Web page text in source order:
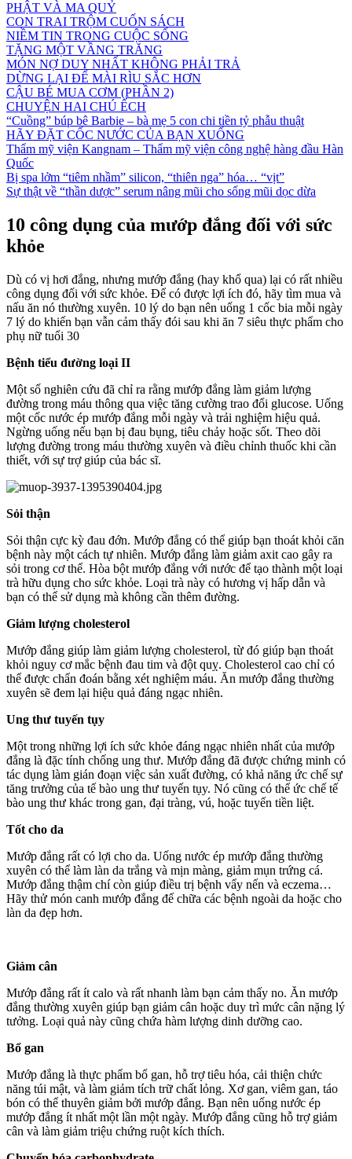
PHẬT VÀ MA QUỶ
CON TRAI TRỘM CUỐN SÁCH
NIỀM TIN TRONG CUỘC SỐNG
TẶNG MỘT VẦNG TRĂNG
MÓN NỢ DUY NHẤT KHÔNG PHẢI TRẢ
DỪNG LẠI ĐỂ MÀI RÌU SẮC HƠN
CẬU BÉ MUA CƠM (PHẦN 2)
CHUYỆN HAI CHÚ ẾCH
“Cuồng” búp bê Barbie – bà mẹ 5 con chi tiền tỷ phẫu thuật
HÃY ĐẶT CỐC NƯỚC CỦA BẠN XUỐNG
Thẩm mỹ viện Kangnam – Thẩm mỹ viện công nghệ hàng đầu Hàn
Quốc
Bị spa lởm “tiêm nhầm” silicon, “thiên nga” hóa… “vịt”
Sự thật về “thần dược” serum nâng mũi cho sống mũi dọc dừa
10 công dụng của mướp đắng đối với sức
khỏe
Dù có vị hơi đắng, nhưng mướp đắng (hay khổ qua) lại có rất nhiều
công dụng đối với sức khỏe. Để có được lợi ích đó, hãy tìm mua và
nấu ăn nó thường xuyên. 10 lý do bạn nên uống 1 cốc bia mỗi ngày
7 lý do khiến bạn vẫn cảm thấy đói sau khi ăn 7 siêu thực phẩm cho
phụ nữ tuổi 30
Bệnh tiểu đường loại II
Một số nghiên cứu đã chỉ ra rằng mướp đắng làm giảm lượng
đường trong máu thông qua việc tăng cường trao đổi glucose. Uống
một cốc nước ép mướp đắng mỗi ngày và trải nghiệm hiệu quả.
Ngừng uống nếu bạn bị đau bụng, tiêu chảy hoặc sốt. Theo dõi
lượng đường trong máu thường xuyên và điều chỉnh thuốc khi cần
thiết, với sự trợ giúp của bác sĩ.
Sỏi thận
Sỏi thận cực kỳ đau đớn. Mướp đắng có thể giúp bạn thoát khỏi căn
bệnh này một cách tự nhiên. Mướp đắng làm giảm axit cao gây ra
sỏi trong cơ thể. Hòa bột mướp đắng với nước để tạo thành một loại
trà hữu dụng cho sức khỏe. Loại trà này có hương vị hấp dẫn và
bạn có thể sử dụng mà không cần thêm đường.
Giảm lượng cholesterol
Mướp đắng giúp làm giảm lượng cholesterol, từ đó giúp bạn thoát
khỏi nguy cơ mắc bệnh đau tim và đột quỵ. Cholesterol cao chỉ có
thể được chẩn đoán bằng xét nghiệm máu. Ăn mướp đắng thường
xuyên sẽ đem lại hiệu quả đáng ngạc nhiên.
Ung thư tuyến tụy
Một trong những lợi ích sức khỏe đáng ngạc nhiên nhất của mướp
đắng là đặc tính chống ung thư. Mướp đắng đã được chứng minh có
tác dụng làm gián đoạn việc sản xuất đường, có khả năng ức chế sự
tăng trưởng của tế bào ung thư tuyến tụy. Nó cũng có thể ức chế tế
bào ung thư khác trong gan, đại tràng, vú, hoặc tuyến tiền liệt.
Tốt cho da
Mướp đắng rất có lợi cho da. Uống nước ép mướp đắng thường
xuyên có thể làm làn da trắng và mịn màng, giảm mụn trứng cá.
Mướp đắng thậm chí còn giúp điều trị bệnh vẩy nến và eczema…
Hãy thử món canh mướp đắng để chữa các bệnh ngoài da hoặc cho
làn da đẹp hơn.
Giảm cân
Mướp đắng rất ít calo và rất nhanh làm bạn cảm thấy no. Ăn mướp
đắng thường xuyên giúp bạn giảm cân hoặc duy trì mức cân nặng lý
tưởng. Loại quả này cũng chứa hàm lượng dinh dưỡng cao.
Bổ gan
Mướp đắng là thực phẩm bổ gan, hỗ trợ tiêu hóa, cải thiện chức
năng túi mật, và làm giảm tích trữ chất lỏng. Xơ gan, viêm gan, táo
bón có thể thuyên giảm bởi mướp đắng. Bạn nên uống nước ép
mướp đắng ít nhất một lần một ngày. Mướp đắng cũng hỗ trợ giảm
cân và làm giảm triệu chứng ruột kích thích.